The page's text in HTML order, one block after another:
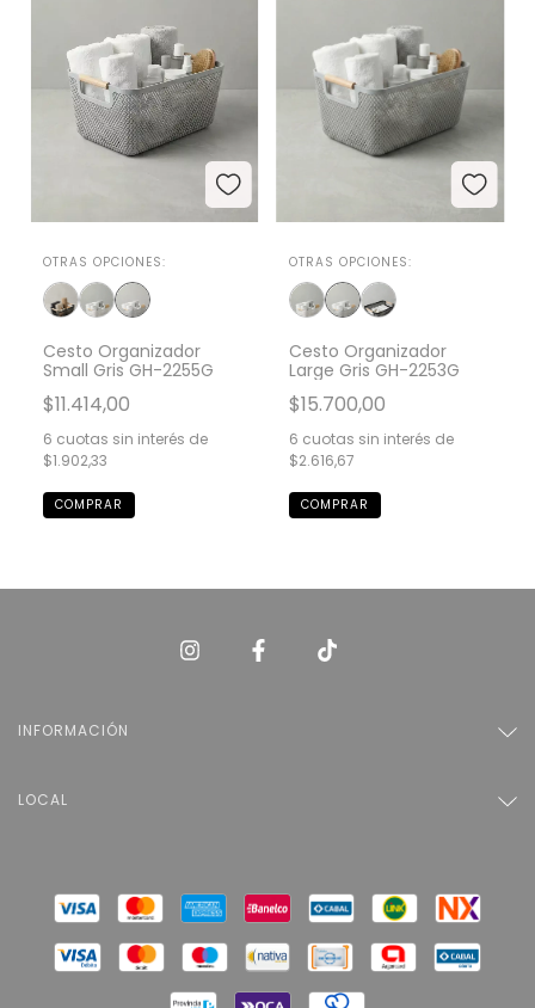
OTRAS OPCIONES:
Cesto Organizador
Small Gris GH-2255G
$11.414,00
6 cuotas sin interés de
$1.902,33
OTRAS OPCIONES:
Cesto Organizador
Large Gris GH-2253G
$15.700,00
6 cuotas sin interés de
$2.616,67
INFORMACIÓN
LOCAL